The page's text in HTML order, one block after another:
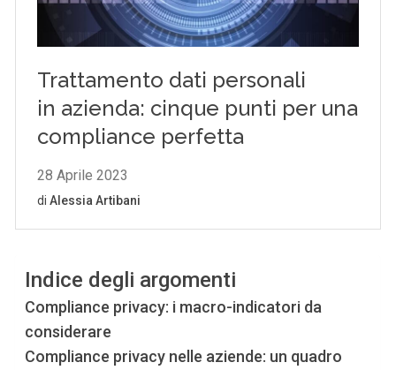
Indice degli argomenti
Compliance privacy: i macro-indicatori da
considerare
Compliance privacy nelle aziende: un quadro